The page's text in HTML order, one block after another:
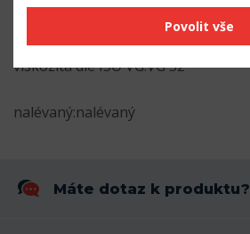
viskozita dle ISO VG:VG 32
nalévaný:nalévaný
Máte dotaz k produktu?
Povolit vše